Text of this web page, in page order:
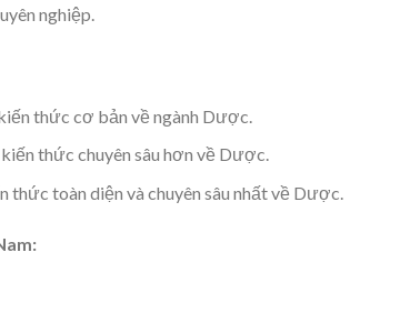
nghiệp.
thức cơ bản về ngành Dược.
thức chuyên sâu hơn về Dược.
toàn diện và chuyên sâu nhất về Dược.